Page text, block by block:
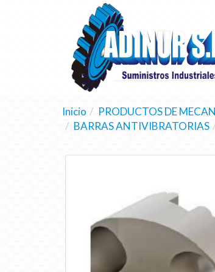
Inicio PRODUCTOS DE
BARRAS ANTIVIBRATORIAS